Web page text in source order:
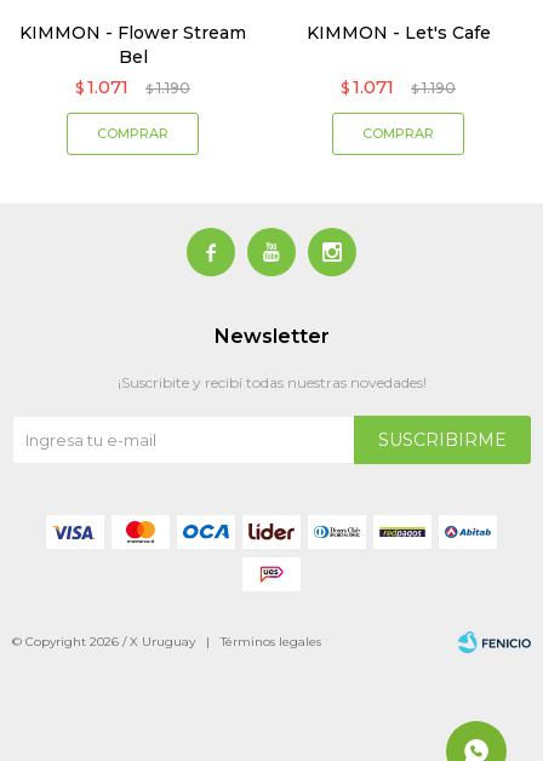
KIMMON - Flower Stream
Bel
$ 1.071 $ 1.190
KIMMON - Let's Cafe
$ 1.071 $ 1.190
  
Newsletter
¡Suscribite y recibí todas nuestras novedades!
SUSCRIBIRME
© Copyright 2026 / X Uruguay |Términos legales